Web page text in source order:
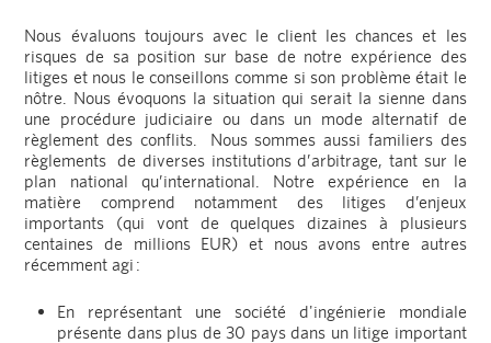
Nous évaluons toujours avec le client les chances et les
risques de sa position sur base de notre expérience des
litiges et nous le conseillons comme si son problème était le
nôtre. Nous évoquons la situation qui serait la sienne dans
une procédure judiciaire ou dans un mode alternatif de
règlement des conflits. Nous sommes aussi familiers des
règlements de diverses institutions d’arbitrage, tant sur le
plan national qu’international. Notre expérience en la
matière comprend notamment des litiges d’enjeux
importants (qui vont de quelques dizaines à plusieurs
centaines de millions EUR) et nous avons entre autres
récemment agi :
En représentant une société d'ingénierie mondiale
présente dans plus de 30 pays dans un litige important